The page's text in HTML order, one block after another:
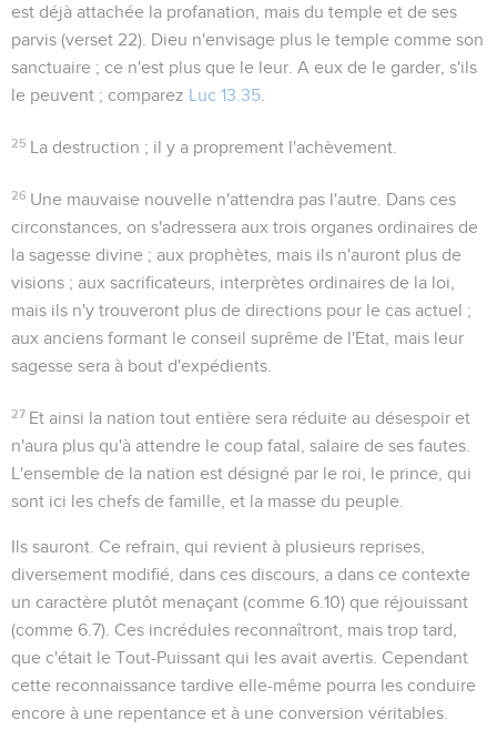
est déjà attachée la profanation, mais du temple et de ses
parvis (verset 22). Dieu n'envisage plus le temple comme son
sanctuaire ; ce n'est plus que le leur . A eux de le garder, s'ils
le peuvent ; comparez Luc 13.35
25 La destruction ; il y a proprement l'achèvement
26 Une mauvaise nouvelle n'attendra pas l'autre. Dans ces
circonstances, on s'adressera aux trois organes ordinaires de
la sagesse divine ; aux prophètes, mais ils n'auront plus de
visions ; aux sacrificateurs, interprètes ordinaires de la loi,
mais ils n'y trouveront plus de directions pour le cas actuel ;
aux anciens formant le conseil suprême de l'Etat, mais leur
sagesse sera à bout d'expédients.
27 Et ainsi la nation tout entière sera réduite au désespoir et
n'aura plus qu'à attendre le coup fatal, salaire de ses fautes.
L'ensemble de la nation est désigné par le roi , le prince , qui
sont ici les chefs de famille, et la masse du peuple
Ils sauront . Ce refrain, qui revient à plusieurs reprises,
diversement modifié, dans ces discours, a dans ce contexte
un caractère plutôt menaçant (comme 6.10) que réjouissant
(comme 6.7). Ces incrédules reconnaîtront, mais trop tard,
que c'était le Tout-Puissant qui les avait avertis. Cependant
cette reconnaissance tardive elle-même pourra les conduire
encore à une repentance et à une conversion véritables.